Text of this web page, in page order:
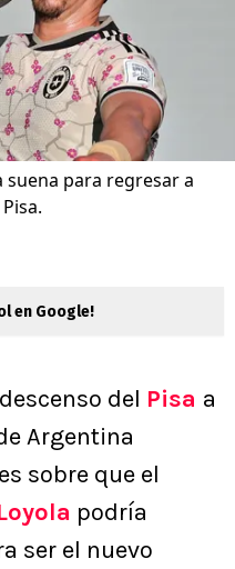
suena para regresar a
en Google!
del Pisa a
Argentina
sobre que el
podría
ser el nuevo